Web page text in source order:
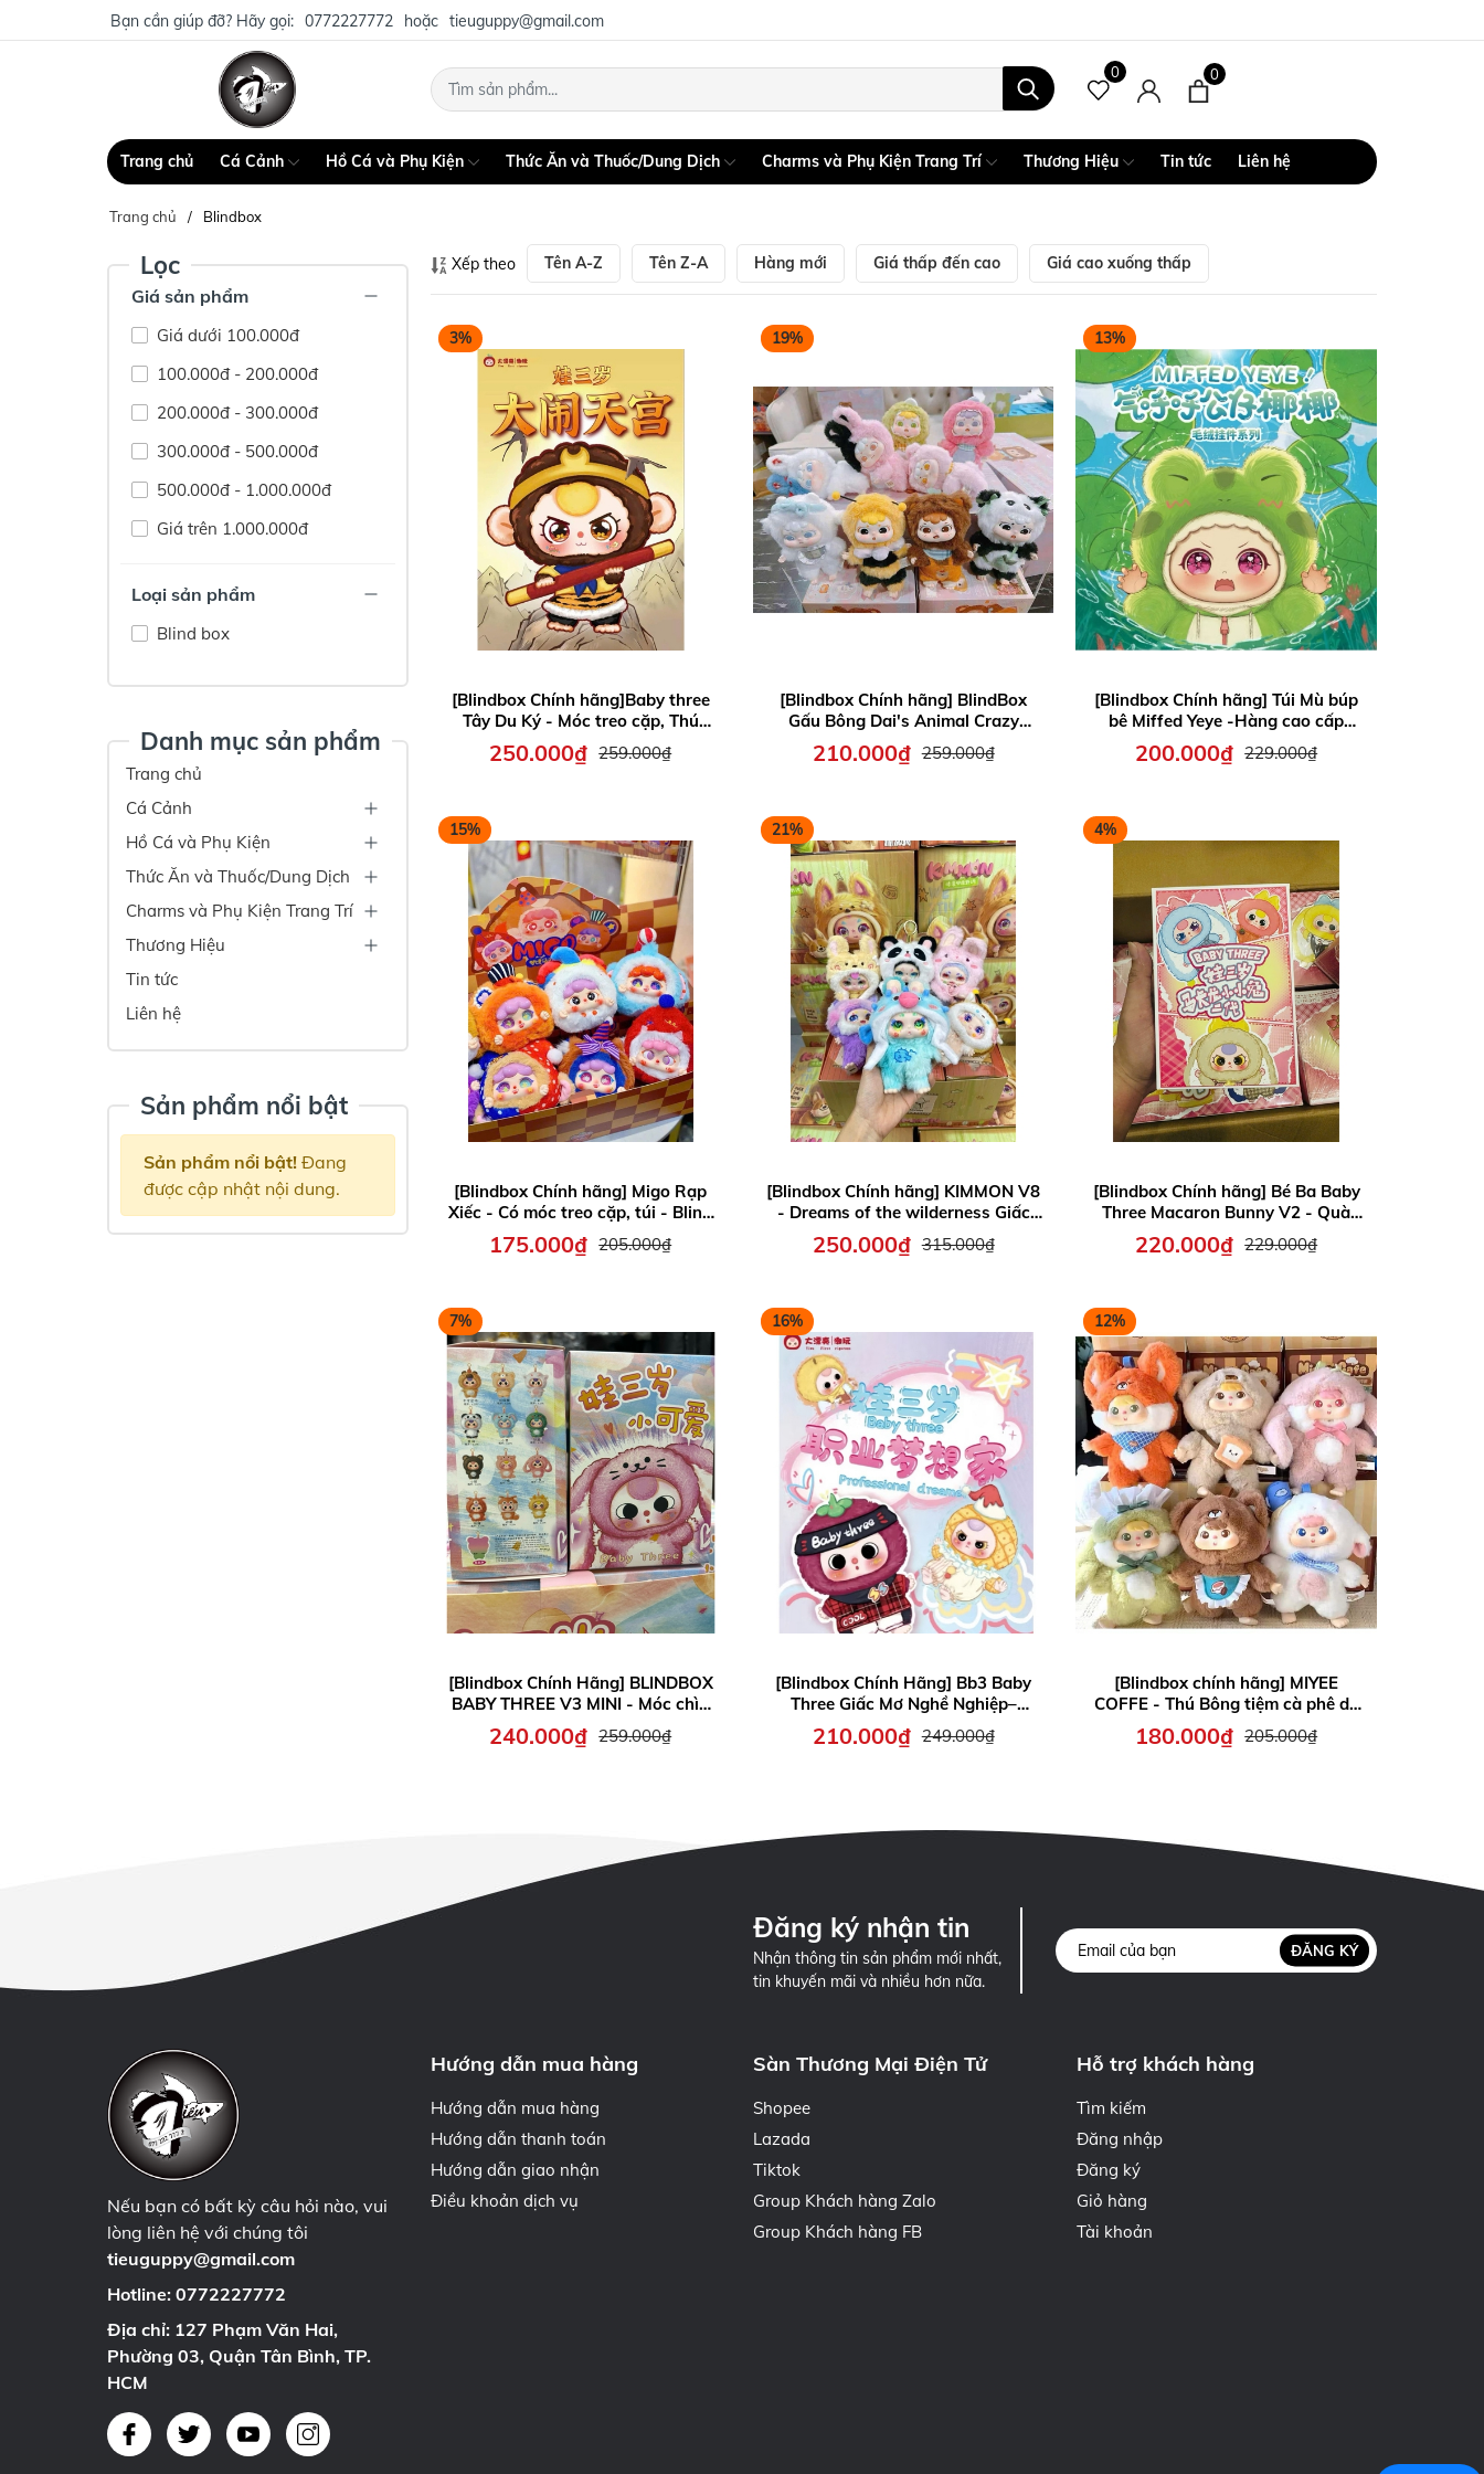
Bạn cần giúp đỡ? Hãy gọi: 0772227772 hoặc tieuguppy@gmail.com
0 0
Trang chủ Cá Cảnh Hồ Cá và Phụ Kiện Thức Ăn và Thuốc/Dung Dịch Charms và Phụ Kiện Trang Trí Thương Hiệu Tin tức Liên hệ
Trang chủ Blindbox
Lọc
Giá sản phẩm
Giá dưới 100.000đ
100.000đ - 200.000đ
200.000đ - 300.000đ
300.000đ - 500.000đ
500.000đ - 1.000.000đ
Giá trên 1.000.000đ
Loại sản phẩm
Blind box
Danh mục sản phẩm
Trang chủ
Cá Cảnh
Hồ Cá và Phụ Kiện
Thức Ăn và Thuốc/Dung Dịch
Charms và Phụ Kiện Trang Trí
Thương Hiệu
Tin tức
Liên hệ
Sản phẩm nổi bật
Sản phẩm nổi bật! Đang
được cập nhật nội dung.
Xếp theo Tên A-Z Tên Z-A Hàng mới Giá thấp đến cao Giá cao xuống thấp
3%
[Blindbox Chính hãng]Baby three
Tây Du Ký - Móc treo cặp, Thú
Bông quà tặng cho bé
250.000₫ 259.000₫
19%
[Blindbox Chính hãng] BlindBox
Gấu Bông Dai's Animal Crazy
Party - quà tặng cho bé
210.000₫ 259.000₫
13%
[Blindbox Chính hãng] Túi Mù búp
bê Miffed Yeye -Hàng cao cấp
chính hãng quà tặng cho bé
200.000₫ 229.000₫
15%
[Blindbox Chính hãng] Migo Rạp
Xiếc - Có móc treo cặp, túi - Blind
box Migo Draeam Circus
175.000₫ 205.000₫
21%
[Blindbox Chính hãng] KIMMON V8
- Dreams of the wilderness Giấc
mơ hoang dã - Quà tặng cho bé
250.000₫ 315.000₫
4%
[Blindbox Chính hãng] Bé Ba Baby
Three Macaron Bunny V2 - Quà
tặng cho bé
220.000₫ 229.000₫
7%
[Blindbox Chính Hãng] BLINDBOX
BABY THREE V3 MINI - Móc chìa
khóa, Quà tặng cho bé
240.000₫ 259.000₫
16%
[Blindbox Chính Hãng] Bb3 Baby
Three Giấc Mơ Nghề Nghiệp–
Professional Dreamers - Quà tặng
cho bé
210.000₫ 249.000₫
12%
[Blindbox chính hãng] MIYEE
COFFE - Thú Bông tiệm cà phê dễ
thương - Quà tặng cho Bé, Móc
treo cặp ...
180.000₫ 205.000₫
Đăng ký nhận tin
Nhận thông tin sản phẩm mới nhất,
tin khuyến mãi và nhiều hơn nữa.
ĐĂNG KÝ
Nếu bạn có bất kỳ câu hỏi nào, vui
lòng liên hệ với chúng tôi
tieuguppy@gmail.com
Hotline: 0772227772
Địa chỉ: 127 Phạm Văn Hai,
Phường 03, Quận Tân Bình, TP.
HCM
Hướng dẫn mua hàng
Hướng dẫn mua hàng
Hướng dẫn thanh toán
Hướng dẫn giao nhận
Điều khoản dịch vụ
Sàn Thương Mại Điện Tử
Shopee
Lazada
Tiktok
Group Khách hàng Zalo
Group Khách hàng FB
Hỗ trợ khách hàng
Tìm kiếm
Đăng nhập
Đăng ký
Giỏ hàng
Tài khoản